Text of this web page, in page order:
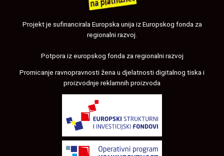
Projekt je sufinancirala Europska unija iz Europskog fonda za
regionalni razvoj.
Potpora iz europskog fonda za regionalni razvoj
Promicanje ravnopravnosti žena u djelatnosti digitalnog tiska i
proizvodnje reklamnih proizvoda